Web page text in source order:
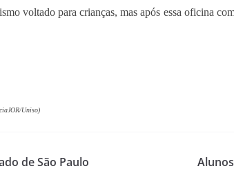
voltado para crianças, mas após essa oficina
Uniso)
de São Paulo